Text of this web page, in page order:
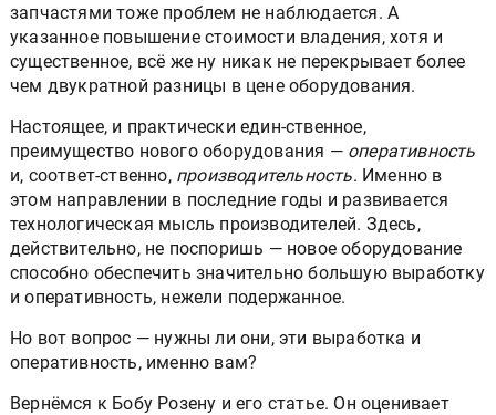
запчастями тоже проблем не наблюдается. А
указанное повышение стоимости владения, хотя и
существенное, всё же ну никак не перекрывает более
чем двукратной разницы в цене оборудования.
Настоящее, и практически един-ственное,
преимущество нового оборудования — оперативность
и, соответ-ственно, производительность. Именно в
этом направлении в последние годы и развивается
технологическая мысль производителей. Здесь,
действительно, не поспоришь — новое оборудование
способно обеспечить значительно большую выработку
и оперативность, нежели подержанное.
Но вот вопрос — нужны ли они, эти выработка и
оперативность, именно вам?
Вернёмся к Бобу Розену и его статье. Он оценивает